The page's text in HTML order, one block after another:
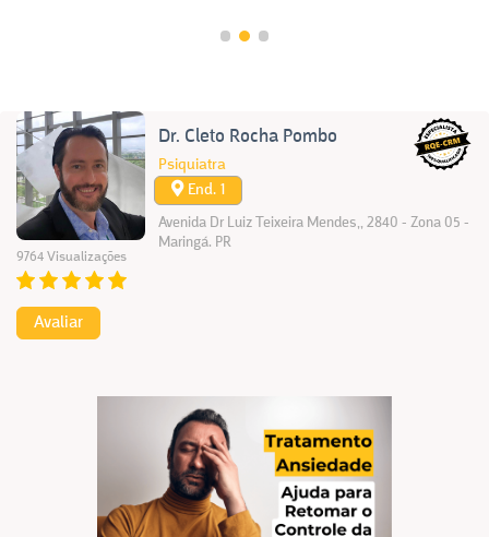
9764 Visualizações
Avaliar
Dr. Cleto Rocha Pombo
Psiquiatra
End. 1
Avenida Dr Luiz Teixeira Mendes,, 2840 - Zona 05 -
Maringá. PR